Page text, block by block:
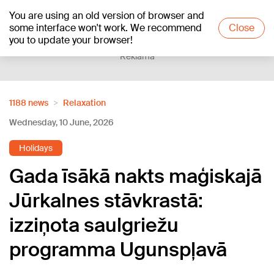
You are using an old version of browser and
some interface won't work. We recommend
you to update your browser!
Close
+22°C
Reklāma
1188 news
Relaxation
Wednesday, 10 June, 2026
Holidays
Gada īsākā nakts maģiskajā
Jūrkalnes stāvkrastā:
izziņota saulgriežu
programma Ugunspļavā